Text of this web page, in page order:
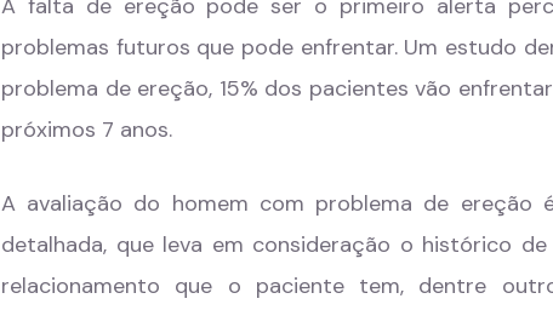
A falta de ereção pode ser o primeiro alerta
problemas futuros que pode enfrentar. Um estudo
problema de ereção, 15% dos pacientes vão
próximos 7 anos.
A avaliação do homem com problema de ereção
detalhada, que leva em consideração o histórico
relacionamento que o paciente tem, dentre